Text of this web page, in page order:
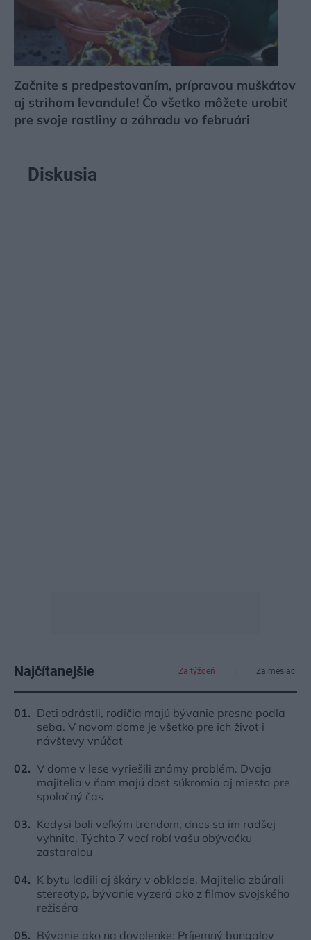
Začnite s predpestovaním, prípravou muškátov
aj strihom levandule! Čo všetko môžete urobiť
pre svoje rastliny a záhradu vo februári
Diskusia
Najčítanejšie Za týždeň Za mesiac
Deti odrástli, rodičia majú bývanie presne podľa
seba. V novom dome je všetko pre ich život i
návštevy vnúčat
V dome v lese vyriešili známy problém. Dvaja
majitelia v ňom majú dosť súkromia aj miesto pre
spoločný čas
Kedysi boli veľkým trendom, dnes sa im radšej
vyhnite. Týchto 7 vecí robí vašu obývačku
zastaralou
K bytu ladili aj škáry v obklade. Majitelia zbúrali
stereotyp, bývanie vyzerá ako z filmov svojského
režiséra
Bývanie ako na dovolenke: Príjemný bungalov